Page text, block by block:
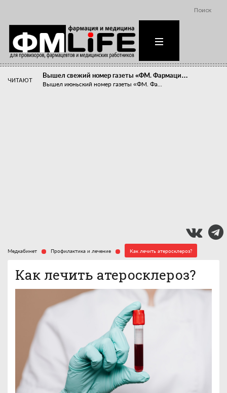
Поиск
ЧИТАЮТ
Вышел свежий номер газеты «ФМ. Фармаци…
Вышел июньский номер газеты «ФМ. Фа...
Медкабинет Профилактика и лечение Как лечить атеросклероз?
Как лечить атеросклероз?